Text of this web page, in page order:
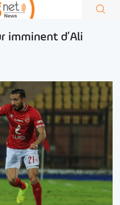
imminent d’Ali